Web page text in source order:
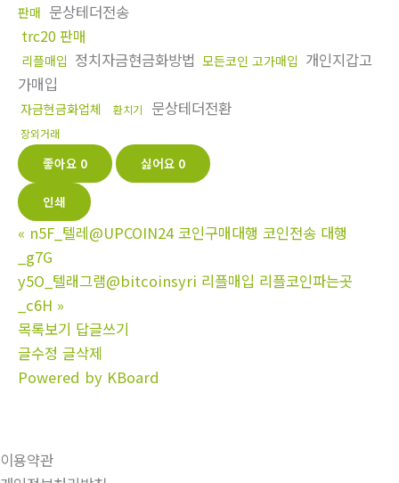
판매 문상테더전송
trc20 판매
리플매입 정치자금현금화방법 모든코인 고가매입 개인지갑고
가매입
자금현금화업체 환치기 문상테더전환
장외거래
좋아요 0 싫어요 0
인쇄
« n5F_텔레@UPCOIN24 코인구매대행 코인전송 대행
_g7G
y5O_텔래그램@bitcoinsyri 리플매입 리플코인파는곳
_c6H »
목록보기 답글쓰기
글수정 글삭제
Powered by KBoard
이용약관